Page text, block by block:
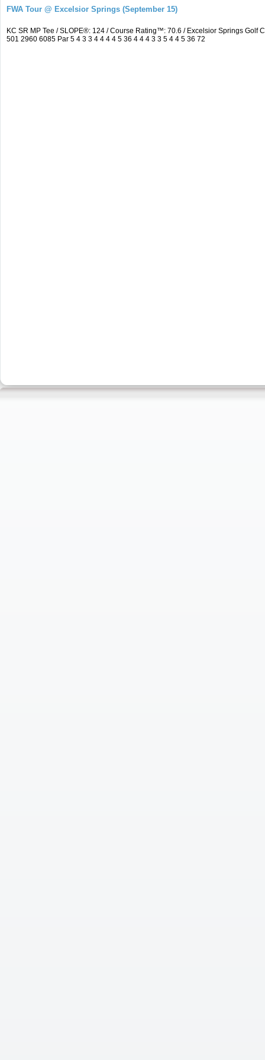
FWA Tour @ Excelsior Springs (September 15)
KC SR MP Tee / SLOPE®: 124 / Course Rating™: 70.6 / Excelsior Springs
501 2960 6085 Par 5 4 3 3 4 4 4 4 5 36 4 4 4 3 3 5 4 4 5 36 72